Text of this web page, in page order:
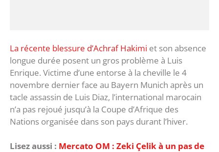
La récente blessure d’Achraf Hakimi et son absence
longue durée posent un gros problème à Luis
Enrique. Victime d’une entorse à la cheville le 4
novembre dernier face au Bayern Munich après un
tacle assassin de Luis Diaz, l’international marocain
n’a pas rejoué jusqu’à la Coupe d’Afrique des
Nations organisée dans son pays durant l’hiver.
Lisez aussi : Mercato OM : Zeki Çelik à un pas de